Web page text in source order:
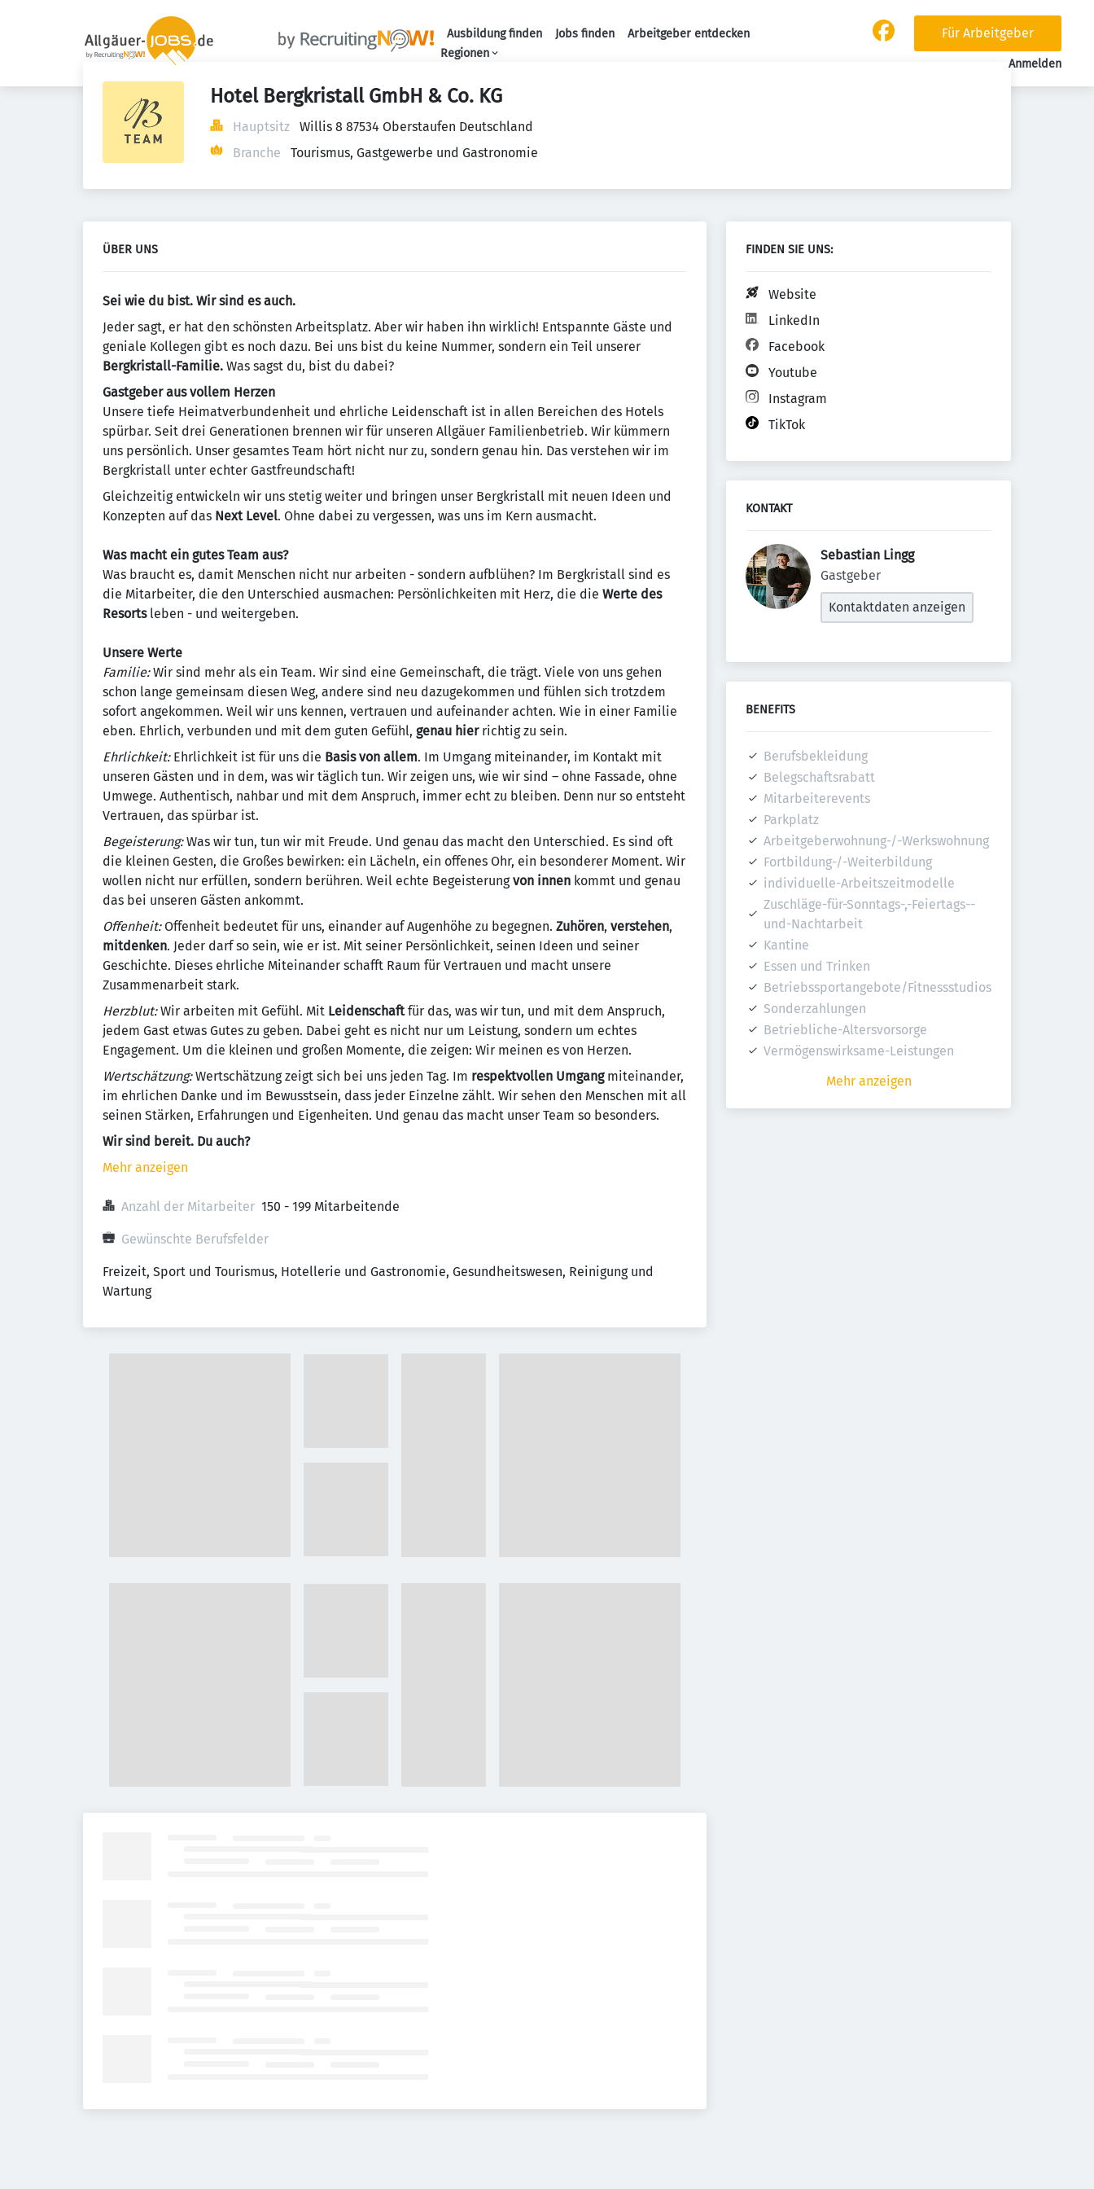
Ausbildung finden Jobs finden
Arbeitgeber entdecken
Regionen
Für Arbeitgeber
Anmelden
Hotel Bergkristall GmbH & Co. KG
Hauptsitz
Willis 8 87534 Oberstaufen Deutschland
Branche
Tourismus, Gastgewerbe und Gastronomie
ÜBER UNS
Sei wie du bist. Wir sind es auch.
Jeder sagt, er hat den schönsten Arbeitsplatz. Aber wir haben ihn wirklich! Entspannte Gäste und
geniale Kollegen gibt es noch dazu. Bei uns bist du keine Nummer, sondern ein Teil unserer
Bergkristall-Familie. Was sagst du, bist du dabei?
Gastgeber aus vollem Herzen
Unsere tiefe Heimatverbundenheit und ehrliche Leidenschaft ist in allen Bereichen des Hotels
spürbar. Seit drei Generationen brennen wir für unseren Allgäuer Familienbetrieb. Wir kümmern
uns persönlich. Unser gesamtes Team hört nicht nur zu, sondern genau hin. Das verstehen wir im
Bergkristall unter echter Gastfreundschaft!
Gleichzeitig entwickeln wir uns stetig weiter und bringen unser Bergkristall mit neuen Ideen und
Konzepten auf das Next Level. Ohne dabei zu vergessen, was uns im Kern ausmacht.
Was macht ein gutes Team aus?
Was braucht es, damit Menschen nicht nur arbeiten - sondern aufblühen? Im Bergkristall sind es
die Mitarbeiter, die den Unterschied ausmachen: Persönlichkeiten mit Herz, die die Werte des
Resortsleben - und weitergeben.
Unsere Werte
Familie:Wir sind mehr als ein Team. Wir sind eine Gemeinschaft, die trägt. Viele von uns gehen
schon lange gemeinsam diesen Weg, andere sind neu dazugekommen und fühlen sich trotzdem
sofort angekommen. Weil wir uns kennen, vertrauen und aufeinander achten. Wie in einer Familie
eben. Ehrlich, verbunden und mit dem guten Gefühl, genau hierrichtig zu sein.
Ehrlichkeit: Ehrlichkeit ist für uns die Basis von allem. Im Umgang miteinander, im Kontakt mit
unseren Gästen und in dem, was wir täglich tun. Wir zeigen uns, wie wir sind – ohne Fassade, ohne
Umwege. Authentisch, nahbar und mit dem Anspruch, immer echt zu bleiben. Denn nur so entsteht
Vertrauen, das spürbar ist.
Begeisterung:Was wir tun, tun wir mit Freude. Und genau das macht den Unterschied. Es sind oft
die kleinen Gesten, die Großes bewirken: ein Lächeln, ein offenes Ohr, ein besonderer Moment. Wir
wollen nicht nur erfüllen, sondern berühren. Weil echte Begeisterungvon innen kommt und genau
das bei unseren Gästen ankommt.
Offenheit: Offenheit bedeutet für uns, einander auf Augenhöhe zu begegnen. Zuhören, verstehen,
mitdenken. Jeder darf so sein, wie er ist. Mit seiner Persönlichkeit, seinen Ideen und seiner
Geschichte. Dieses ehrliche Miteinander schafft Raum für Vertrauen und macht unsere
Zusammenarbeit stark.
Herzblut:Wir arbeiten mit Gefühl. Mit Leidenschaftfür das, was wir tun, und mit dem Anspruch,
jedem Gast etwas Gutes zu geben. Dabei geht es nicht nur um Leistung, sondern um echtes
Engagement. Um die kleinen und großen Momente, die zeigen: Wir meinen es von Herzen.
Wertschätzung:Wertschätzung zeigt sich bei uns jeden Tag. Im respektvollen Umgangmiteinander,
im ehrlichen Danke und im Bewusstsein, dass jeder Einzelne zählt. Wir sehen den Menschen mit all
seinen Stärken, Erfahrungen und Eigenheiten. Und genau das macht unser Team so besonders.
Wir sind bereit. Du auch?
Mehr anzeigen
Anzahl der Mitarbeiter 150 - 199 Mitarbeitende
Gewünschte Berufsfelder
Freizeit, Sport und Tourismus, Hotellerie und Gastronomie, Gesundheitswesen, Reinigung und
Wartung
FINDEN SIE UNS:
Website
LinkedIn
Facebook
Youtube
Instagram
TikTok
KONTAKT
Sebastian Lingg
Gastgeber
Kontaktdaten anzeigen
BENEFITS
Berufsbekleidung
Belegschaftsrabatt
Mitarbeiterevents
Parkplatz
Arbeitgeberwohnung-/-Werkswohnung
Fortbildung-/-Weiterbildung
individuelle-Arbeitszeitmodelle
Zuschläge-für-Sonntags-,-Feiertags--
und-Nachtarbeit
Kantine
Essen und Trinken
Betriebssportangebote/Fitnessstudios
Sonderzahlungen
Betriebliche-Altersvorsorge
Vermögenswirksame-Leistungen
Mehr anzeigen